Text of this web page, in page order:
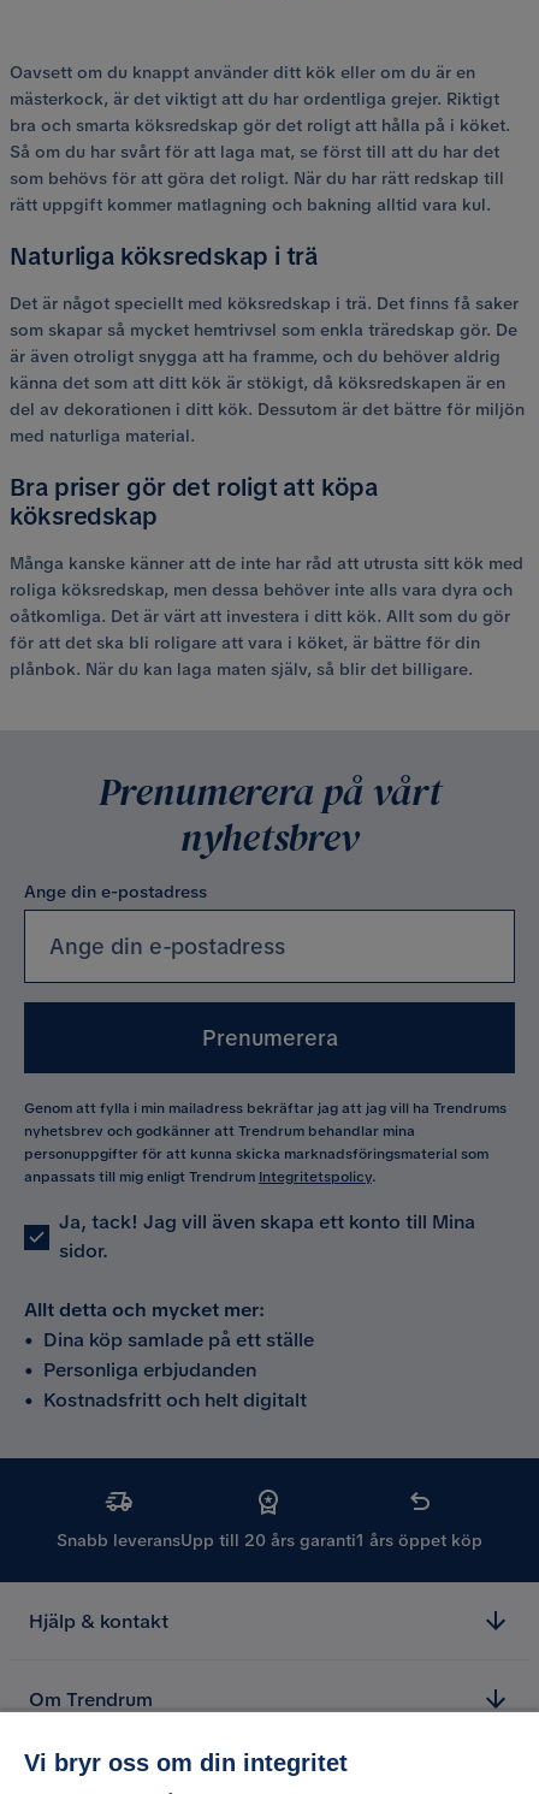
Oavsett om du knappt använder ditt kök eller om du är en
mästerkock, är det viktigt att du har ordentliga grejer. Riktigt
bra och smarta köksredskap gör det roligt att hålla på i köket.
Så om du har svårt för att laga mat, se först till att du har det
som behövs för att göra det roligt. När du har rätt redskap till
rätt uppgift kommer matlagning och bakning alltid vara kul.
Naturliga köksredskap i trä
Det är något speciellt med köksredskap i trä. Det finns få saker
som skapar så mycket hemtrivsel som enkla träredskap gör. De
är även otroligt snygga att ha framme, och du behöver aldrig
känna det som att ditt kök är stökigt, då köksredskapen är en
del av dekorationen i ditt kök. Dessutom är det bättre för miljön
med naturliga material.
Bra priser gör det roligt att köpa
köksredskap
Många kanske känner att de inte har råd att utrusta sitt kök med
roliga köksredskap, men dessa behöver inte alls vara dyra och
oåtkomliga. Det är värt att investera i ditt kök. Allt som du gör
för att det ska bli roligare att vara i köket, är bättre för din
plånbok. När du kan laga maten själv, så blir det billigare.
Prenumerera på vårt
nyhetsbrev
Ange din e-postadress
Prenumerera
Genom att fylla i min mailadress bekräftar jag att jag vill ha Trendrums
nyhetsbrev och godkänner att Trendrum behandlar mina
personuppgifter för att kunna skicka marknadsföringsmaterial som
anpassats till mig enligt Trendrum Integritetspolicy.
Ja, tack! Jag vill även skapa ett konto till Mina
sidor.
Allt detta och mycket mer:
• Dina köp samlade på ett ställe
• Personliga erbjudanden
• Kostnadsfritt och helt digitalt
Snabb leveransUpp till 20 års garanti1 års öppet köp
Hjälp & kontakt
Om Trendrum
Vi bryr oss om din integritet